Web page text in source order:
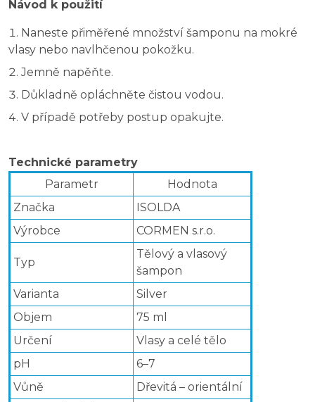
Návod k použití
Naneste přiměřené množství šamponu na mokré
vlasy nebo navlhčenou pokožku.
Jemně napěňte.
Důkladně opláchněte čistou vodou.
V případě potřeby postup opakujte.
Technické parametry
Parametr
Hodnota
Značka
ISOLDA
Výrobce
CORMEN s.r.o.
Typ
Tělový a vlasový
šampon
Varianta
Silver
Objem
75 ml
Určení
Vlasy a celé tělo
pH
6–7
Vůně
Dřevitá – orientální